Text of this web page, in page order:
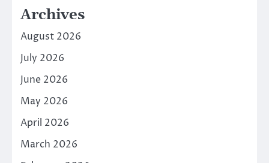
Archives
August 2026
July 2026
June 2026
May 2026
April 2026
March 2026